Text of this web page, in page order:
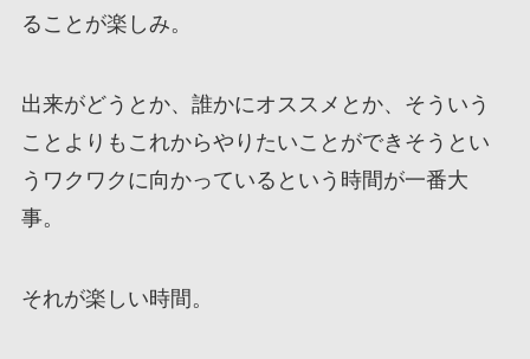
ることが楽しみ。
出来がどうとか、誰かにオススメとか、そういう
ことよりもこれからやりたいことができそうとい
うワクワクに向かっているという時間が一番大
事。
それが楽しい時間。